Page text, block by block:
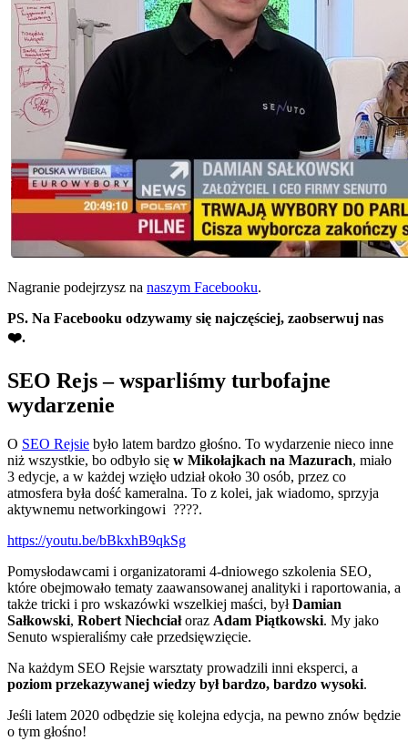
Nagranie podejrzysz na naszym Facebooku.
PS. Na Facebooku odzywamy się najczęściej, zaobserwuj nas
❤️.
SEO Rejs – wsparliśmy turbofajne
wydarzenie
O SEO Rejsie było latem bardzo głośno. To wydarzenie nieco inne
niż wszystkie, bo odbyło się w Mikołajkach na Mazurach, miało
3 edycje, a w każdej wzięło udział około 30 osób, przez co
atmosfera była dość kameralna. To z kolei, jak wiadomo, sprzyja
aktywnemu networkingowi ????.
https://youtu.be/bBkxhB9qkSg
Pomysłodawcami i organizatorami 4-dniowego szkolenia SEO,
które obejmowało tematy zaawansowanej analityki i raportowania, a
także tricki i pro wskazówki wszelkiej maści, byłDamian
Sałkowski, Robert Niechciałoraz Adam Piątkowski. My jako
Senuto wspieraliśmy całe przedsięwzięcie.
Na każdym SEO Rejsie warsztaty prowadzili inni eksperci, a
poziom przekazywanej wiedzy był bardzo, bardzo wysoki.
Jeśli latem 2020 odbędzie się kolejna edycja, na pewno znów będzie
o tym głośno!